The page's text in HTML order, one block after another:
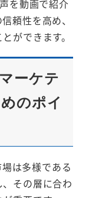
を動画で紹介
頼性を高め、
ができます。
ーケテ
のポイ
は多様である
その層に合わ